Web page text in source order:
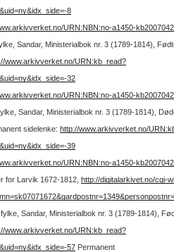
8
URN:NBN:no-a1450-
Sandar, Ministerialbok nr. 3 (1789-1814),
www.arkivverket.no/URN:kb_read?
32
URN:NBN:no-a1450-
Sandar, Ministerialbok nr. 3 (1789-1814),
sidelenke: http://www.arkivverket.no/
39
URN:NBN:no-a1450-
for Larvik 1672-1812, http://digitalarkivet.no/cgi-
Sandar, Ministerialbok nr. 3 (1789-1814),
www.arkivverket.no/URN:kb_read?
57 Permanent